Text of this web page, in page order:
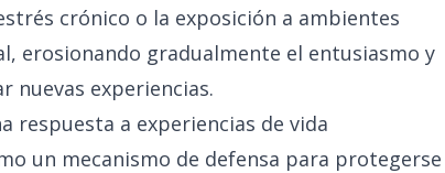
crónico o la exposición a ambientes
erosionando gradualmente el entusiasmo y
nuevas experiencias.
respuesta a experiencias de vida
un mecanismo de defensa para protegerse